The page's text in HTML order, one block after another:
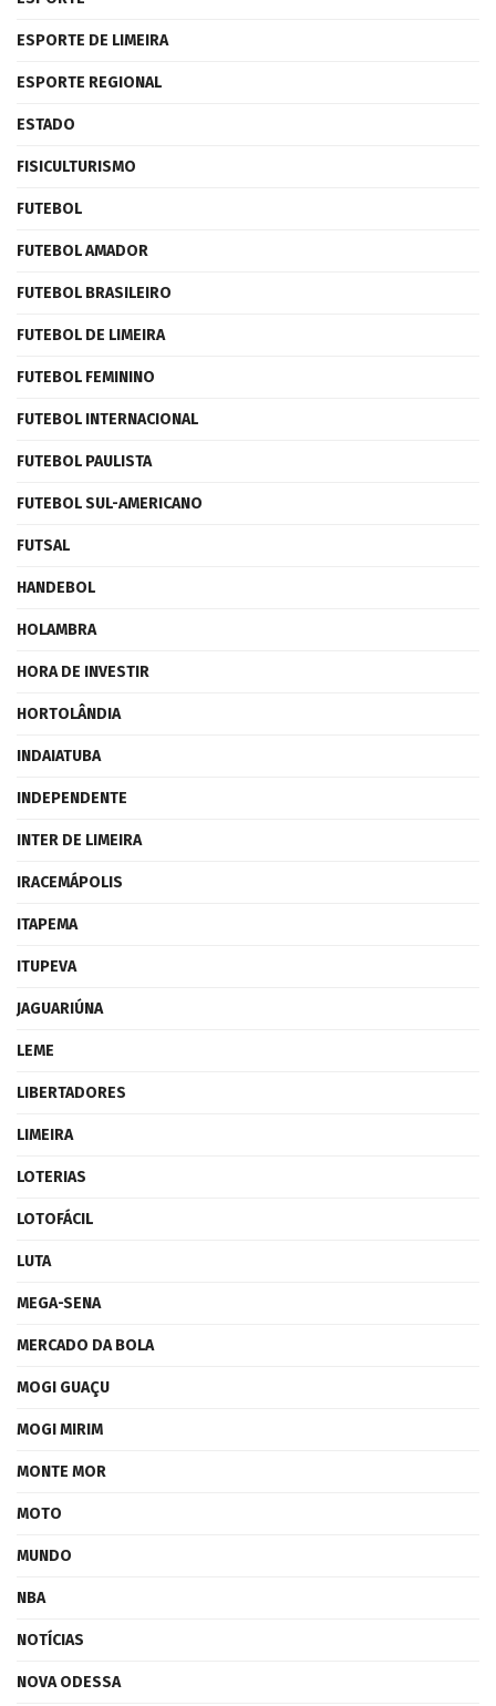
ESPORTE DE LIMEIRA
ESPORTE REGIONAL
ESTADO
FISICULTURISMO
FUTEBOL
FUTEBOL AMADOR
FUTEBOL BRASILEIRO
FUTEBOL DE LIMEIRA
FUTEBOL FEMININO
FUTEBOL INTERNACIONAL
FUTEBOL PAULISTA
FUTEBOL SUL-AMERICANO
FUTSAL
HANDEBOL
HOLAMBRA
HORA DE INVESTIR
HORTOLÂNDIA
INDAIATUBA
INDEPENDENTE
INTER DE LIMEIRA
IRACEMÁPOLIS
ITAPEMA
ITUPEVA
JAGUARIÚNA
LEME
LIBERTADORES
LIMEIRA
LOTERIAS
LOTOFÁCIL
LUTA
MEGA-SENA
MERCADO DA BOLA
MOGI GUAÇU
MOGI MIRIM
MONTE MOR
MOTO
MUNDO
NBA
NOTÍCIAS
NOVA ODESSA